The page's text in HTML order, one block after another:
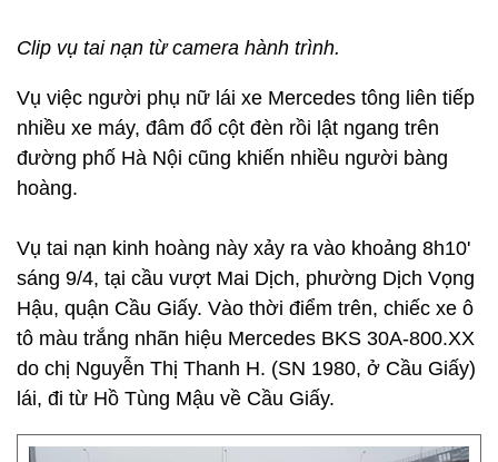
Clip vụ tai nạn từ camera hành trình.
Vụ việc người phụ nữ lái xe Mercedes tông liên tiếp
nhiều xe máy, đâm đổ cột đèn rồi lật ngang trên
đường phố Hà Nội cũng khiến nhiều người bàng
hoàng.
Vụ tai nạn kinh hoàng này xảy ra vào khoảng 8h10'
sáng 9/4, tại cầu vượt Mai Dịch, phường Dịch Vọng
Hậu, quận Cầu Giấy. Vào thời điểm trên, chiếc xe ô
tô màu trắng nhãn hiệu Mercedes BKS 30A-800.XX
do chị Nguyễn Thị Thanh H. (SN 1980, ở Cầu Giấy)
lái, đi từ Hồ Tùng Mậu về Cầu Giấy.